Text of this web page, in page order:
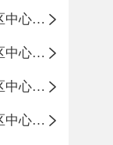
高青县青城学区中心小学
高青县高城学区中心小学
高青县田镇学区中心小学
高青县常家学区中心小学